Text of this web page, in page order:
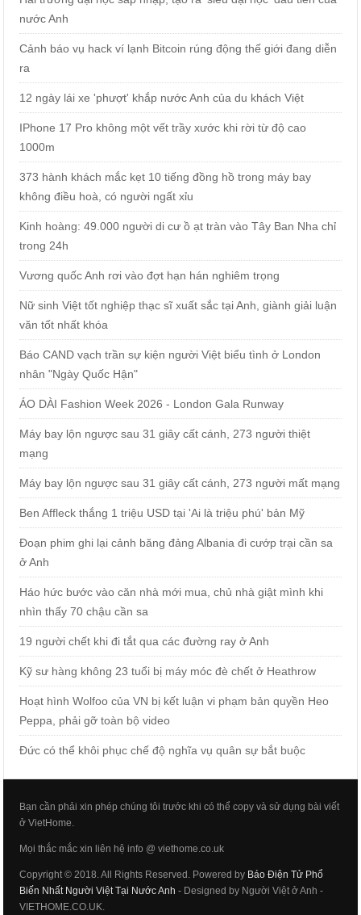
nước Anh
Cảnh báo vụ hack ví lạnh Bitcoin rúng động thế giới đang diễn
ra
12 ngày lái xe 'phượt' khắp nước Anh của du khách Việt
IPhone 17 Pro không một vết trầy xước khi rời từ độ cao
1000m
373 hành khách mắc kẹt 10 tiếng đồng hồ trong máy bay
không điều hoà, có người ngất xỉu
Kinh hoàng: 49.000 người di cư ồ ạt tràn vào Tây Ban Nha chỉ
trong 24h
Vương quốc Anh rơi vào đợt hạn hán nghiêm trọng
Nữ sinh Việt tốt nghiệp thạc sĩ xuất sắc tại Anh, giành giải luận
văn tốt nhất khóa
Báo CAND vạch trần sự kiện người Việt biểu tình ở London
nhân "Ngày Quốc Hận"
ÁO DÀI Fashion Week 2026 - London Gala Runway
Máy bay lộn ngược sau 31 giây cất cánh, 273 người thiệt
mạng
Máy bay lộn ngược sau 31 giây cất cánh, 273 người mất mạng
Ben Affleck thắng 1 triệu USD tại 'Ai là triệu phú' bản Mỹ
Đoạn phim ghi lại cảnh băng đảng Albania đi cướp trại cần sa
ở Anh
Háo hức bước vào căn nhà mới mua, chủ nhà giật mình khi
nhìn thấy 70 chậu cần sa
19 người chết khi đi tắt qua các đường ray ở Anh
Kỹ sư hàng không 23 tuổi bị máy móc đè chết ở Heathrow
Hoạt hình Wolfoo của VN bị kết luận vi phạm bản quyền Heo
Peppa, phải gỡ toàn bộ video
Đức có thể khôi phục chế độ nghĩa vụ quân sự bắt buộc
Bạn cần phải xin phép chúng tôi trước khi có thể copy và sử dụng bài viết
ở VietHome.
Mọi thắc mắc xin liên hệ info @ viethome.co.uk
Copyright © 2018. All Rights Reserved. Powered by Báo Điện Tử Phổ
Biến Nhất Người Việt Tại Nước Anh - Designed by Người Việt ở Anh -
VIETHOME.CO.UK.